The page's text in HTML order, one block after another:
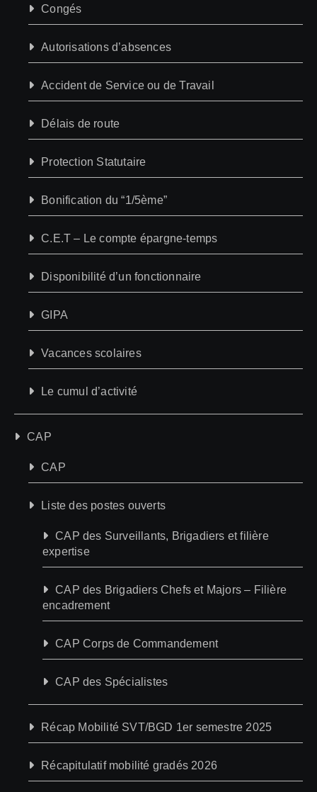
Congés
Autorisations d’absences
Accident de Service ou de Travail
Délais de route
Protection Statutaire
Bonification du “1/5ème”
C.E.T – Le compte épargne-temps
Disponibilité d’un fonctionnaire
GIPA
Vacances scolaires
Le cumul d’activité
CAP
CAP
Liste des postes ouverts
CAP des Surveillants, Brigadiers et filière
expertise
CAP des Brigadiers Chefs et Majors – Filière
encadrement
CAP Corps de Commandement
CAP des Spécialistes
Récap Mobilité SVT/BGD 1er semestre 2025
Récapitulatif mobilité gradés 2026